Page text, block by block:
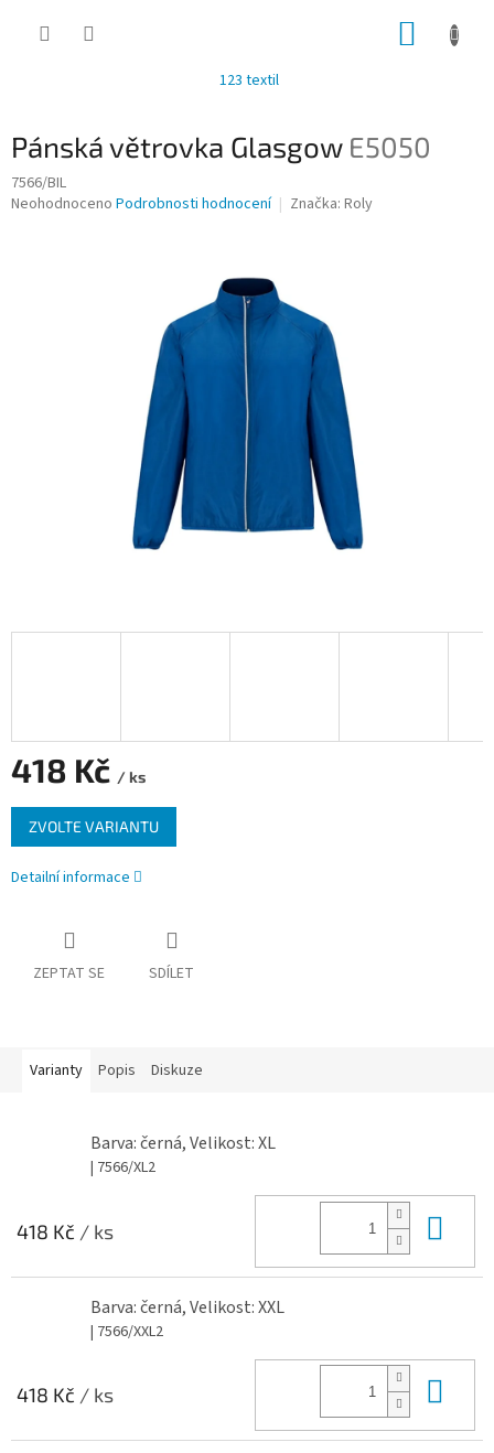
123 textil
Pánská větrovka Glasgow E5050
7566/BIL
Průměrné
Neohodnoceno Podrobnosti hodnocení Značka: Roly
418 Kč / ks
Měrná
cena:
ZVOLTE VARIANTU
Detailní informace
ZEPTAT SE SDÍLET
Varianty Popis Diskuze
Barva: černá, Velikost: XL
| 7566/XL2
418 Kč / ks
Barva: černá, Velikost: XXL
| 7566/XXL2
418 Kč / ks